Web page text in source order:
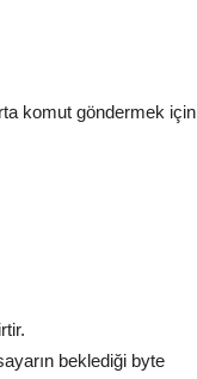
komut göndermek için
beklediği byte